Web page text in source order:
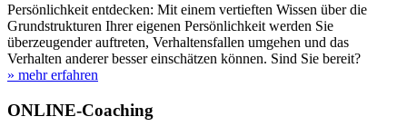
Persönlichkeit entdecken: Mit einem vertieften Wissen über die
Grundstrukturen Ihrer eigenen Persönlichkeit werden Sie
überzeugender auftreten, Verhaltensfallen umgehen und das
Verhalten anderer besser einschätzen können. Sind Sie bereit?
» mehr erfahren
ONLINE-Coaching